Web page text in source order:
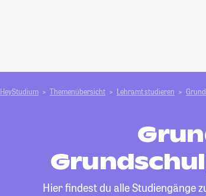
HeyStudium Themenübersicht Lehramt studieren
Hier findest du alle Studiengänge